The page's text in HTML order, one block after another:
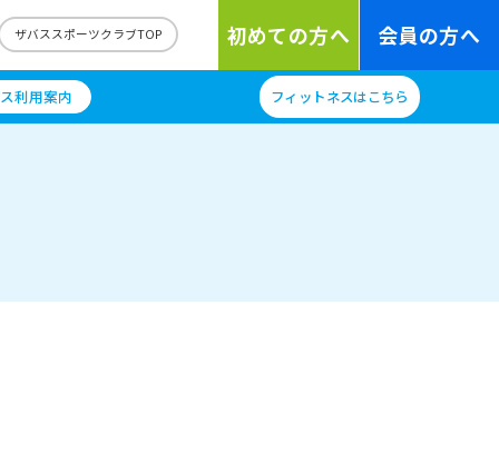
ザバススポーツクラブTOP 初めての方へ 会員の方へ
利用案内 フィットネスはこちら